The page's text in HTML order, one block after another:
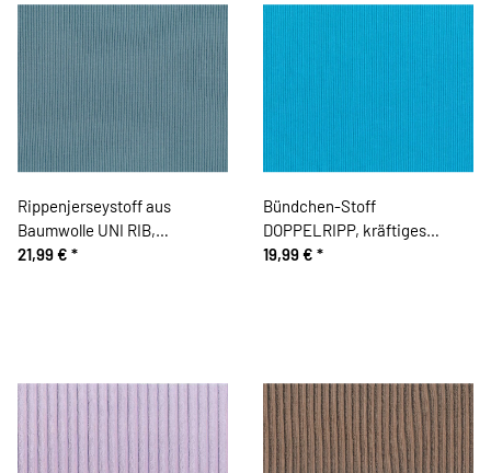
Rippenjerseystoff aus
Baumwolle UNI RIB,
türkisgrau
21,99 € *
Bündchen-Stoff
DOPPELRIPP, kräftiges
türkis, Hilco
19,99 € *